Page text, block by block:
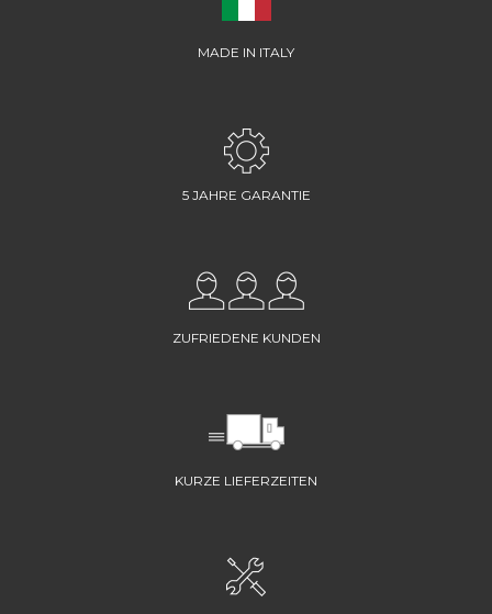
MADE IN ITALY
5 JAHRE GARANTIE
ZUFRIEDENE KUNDEN
KURZE LIEFERZEITEN